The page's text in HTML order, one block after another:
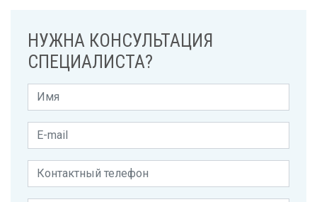
НУЖНА КОНСУЛЬТАЦИЯ
СПЕЦИАЛИСТА?